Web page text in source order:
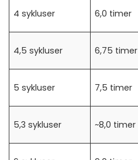
4 sykluser 6,0 timer
4,5 sykluser 6,75 timer
5 sykluser 7,5 timer
5,3 sykluser ~8,0 timer